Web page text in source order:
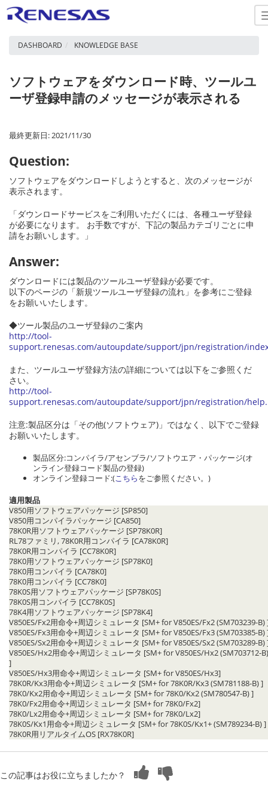
DASHBOARD KNOWLEDGE BASE
ソフトウェアをダウンロード時、ツールユ
ーザ登録申請のメッセージが表示される
最終更新日: 2021/11/30
Question:
ソフトウェアをダウンロードしようとすると、次のメッセージが
表示されます。
「ダウンロードサービスをご利用いただくには、各種ユーザ登録
が必要になります。 お手数ですが、下記の製品カテゴリごとに申
請をお願いします。」
Answer:
ダウンロードには製品のツールユーザ登録が必要です。
以下のページの「新規ツールユーザ登録の流れ」を参考にご登録
をお願いいたします。
◆ツール製品のユーザ登録のご案内
http://tool-
support.renesas.com/autoupdate/support/jpn/registration/
また、ツールユーザ登録方法の詳細については以下をご参照くだ
さい。
http://tool-
support.renesas.com/autoupdate/support/jpn/registration/
注意:製品区分は「その他(ソフトウェア)」ではなく、以下でご登録
お願いいたします。
製品区分:コンパイラ/アセンブラ/ソフトウエア・パッケージ(オ
ンライン登録コード製品の登録)
オンライン登録コード:(こちらをご参照ください。)
適用製品
V850用ソフトウェアパッケージ [SP850]
V850用コンパイラパッケージ [CA850]
78K0R用ソフトウェアパッケージ [SP78K0R]
RL78ファミリ, 78K0R用コンパイラ [CA78K0R]
78K0R用コンパイラ [CC78K0R]
78K0用ソフトウェアパッケージ [SP78K0]
78K0用コンパイラ [CA78K0]
78K0用コンパイラ [CC78K0]
78K0S用ソフトウェアパッケージ [SP78K0S]
78K0S用コンパイラ [CC78K0S]
78K4用ソフトウェアパッケージ [SP78K4]
V850ES/Fx2用命令+周辺シミュレータ [SM+ for V850ES/Fx2 (SM703239-B)
V850ES/Fx3用命令+周辺シミュレータ [SM+ for V850ES/Fx3 (SM703385-B)
V850ES/Sx2用命令+周辺シミュレータ [SM+ for V850ES/Sx2 (SM703289-B)
V850ES/Hx2用命令+周辺シミュレータ [SM+ for V850ES/Hx2 (SM703712-B)
]
V850ES/Hx3用命令+周辺シミュレータ [SM+ for V850ES/Hx3]
78K0R/Kx3用命令+周辺シミュレータ [SM+ for 78K0R/Kx3 (SM781188-B) ]
78K0/Kx2用命令+周辺シミュレータ [SM+ for 78K0/Kx2 (SM780547-B) ]
78K0/Fx2用命令+周辺シミュレータ [SM+ for 78K0/Fx2]
78K0/Lx2用命令+周辺シミュレータ [SM+ for 78K0/Lx2]
78K0S/Kx1用命令+周辺シミュレータ [SM+ for 78K0S/Kx1+ (SM789234-B) ]
78K0R用リアルタイムOS [RX78K0R]
この記事はお役に立ちましたか？